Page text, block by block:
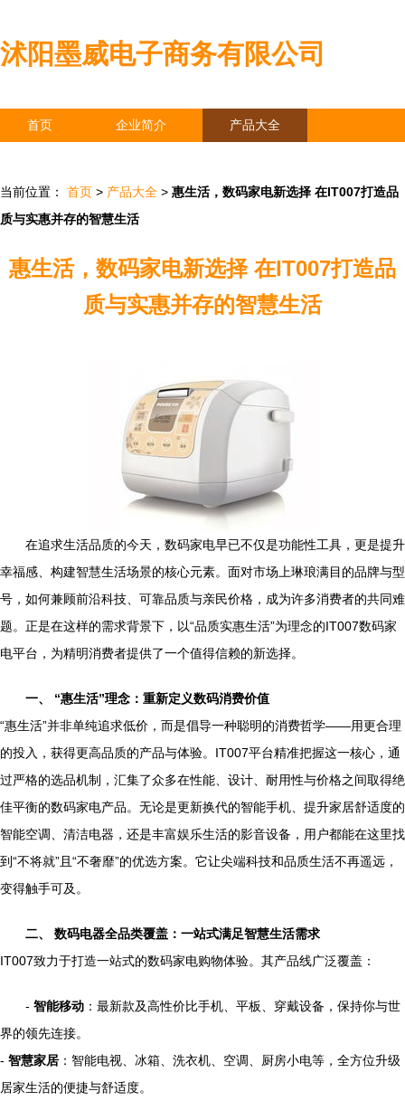
沭阳墨威电子商务有限公司
首页 企业简介 产品大全
当前位置： 首页 > 产品大全 > 惠生活，数码家电新选择 在IT007打造品
质与实惠并存的智慧生活
惠生活，数码家电新选择 在IT007打造品
质与实惠并存的智慧生活
在追求生活品质的今天，数码家电早已不仅是功能性工具，更是提升
幸福感、构建智慧生活场景的核心元素。面对市场上琳琅满目的品牌与型
号，如何兼顾前沿科技、可靠品质与亲民价格，成为许多消费者的共同难
题。正是在这样的需求背景下，以“品质实惠生活”为理念的IT007数码家
电平台，为精明消费者提供了一个值得信赖的新选择。
一、 “惠生活”理念：重新定义数码消费价值
“惠生活”并非单纯追求低价，而是倡导一种聪明的消费哲学——用更合理
的投入，获得更高品质的产品与体验。IT007平台精准把握这一核心，通
过严格的选品机制，汇集了众多在性能、设计、耐用性与价格之间取得绝
佳平衡的数码家电产品。无论是更新换代的智能手机、提升家居舒适度的
智能空调、清洁电器，还是丰富娱乐生活的影音设备，用户都能在这里找
到“不将就”且“不奢靡”的优选方案。它让尖端科技和品质生活不再遥远，
变得触手可及。
二、 数码电器全品类覆盖：一站式满足智慧生活需求
IT007致力于打造一站式的数码家电购物体验。其产品线广泛覆盖：
- 智能移动 ：最新款及高性价比手机、平板、穿戴设备，保持你与世
界的领先连接。
- 智慧家居 ：智能电视、冰箱、洗衣机、空调、厨房小电等，全方位升级
居家生活的便捷与舒适度。